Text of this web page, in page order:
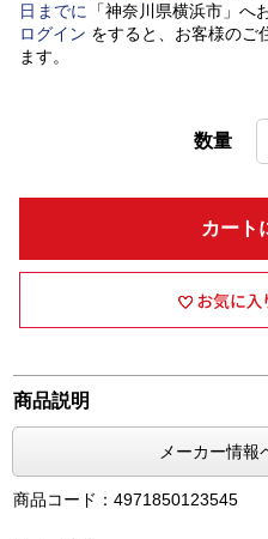
日 までに 「神奈川県横浜市」 へ
ログイン をすると、お客様のご
ます。
数量
カート
商品説明
メーカー情報
商品コード：4971850123545